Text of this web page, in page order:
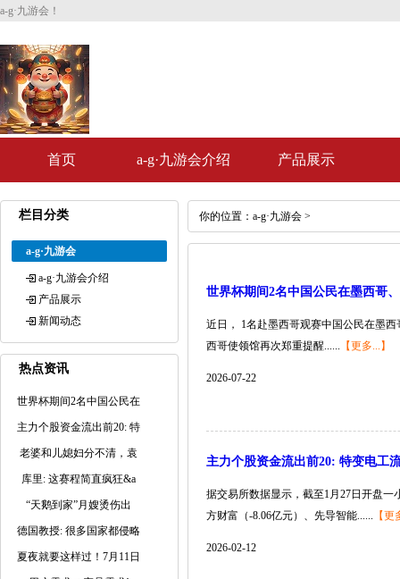
a-g·九游会！
首页 a-g·九游会介绍 产品展示
栏目分类
a-g·九游会
a-g·九游会介绍
产品展示
新闻动态
热点资讯
世界杯期间2名中国公民在
主力个股资金流出前20: 特
老婆和儿媳妇分不清，袁
库里: 这赛程简直疯狂&a
“天鹅到家”月嫂烫伤出
德国教授: 很多国家都侵略
夏夜就要这样过！7月11日
你的位置： a-g·九游会 >
世界杯期间2名中国公民在墨西哥
近日， 1名赴墨西哥观赛中国公民在墨
西哥使领馆再次郑重提醒...... 【更多...】
2026-07-22
主力个股资金流出前20: 特变电工
据交易所数据显示，截至1月27日开盘一
方财富（-8.06亿元）、先导智能...... 【
2026-02-12